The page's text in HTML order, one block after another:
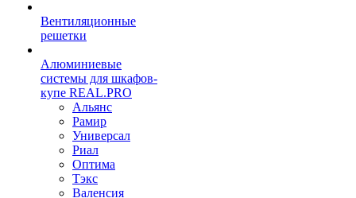
Вентиляционные
решетки
Алюминиевые
системы для шкафов-
купе REAL.PRO
Альянс
Рамир
Универсал
Риал
Оптима
Тэкс
Валенсия